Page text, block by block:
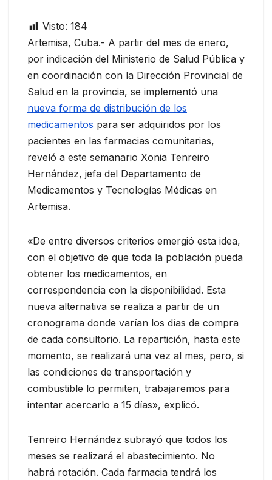
Visto: 184
Artemisa, Cuba.- A partir del mes de enero,
por indicación del Ministerio de Salud Pública y
en coordinación con la Dirección Provincial de
Salud en la provincia, se implementó una
nueva forma de distribución de los
medicamentos para ser adquiridos por los
pacientes en las farmacias comunitarias,
reveló a este semanario Xonia Tenreiro
Hernández, jefa del Departamento de
Medicamentos y Tecnologías Médicas en
Artemisa.
«De entre diversos criterios emergió esta idea,
con el objetivo de que toda la población pueda
obtener los medicamentos, en
correspondencia con la disponibilidad. Esta
nueva alternativa se realiza a partir de un
cronograma donde varían los días de compra
de cada consultorio. La repartición, hasta este
momento, se realizará una vez al mes, pero, si
las condiciones de transportación y
combustible lo permiten, trabajaremos para
intentar acercarlo a 15 días», explicó.
Tenreiro Hernández subrayó que todos los
meses se realizará el abastecimiento. No
habrá rotación. Cada farmacia tendrá los